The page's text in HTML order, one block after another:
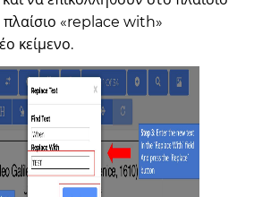
«replace with»
κείμενο.